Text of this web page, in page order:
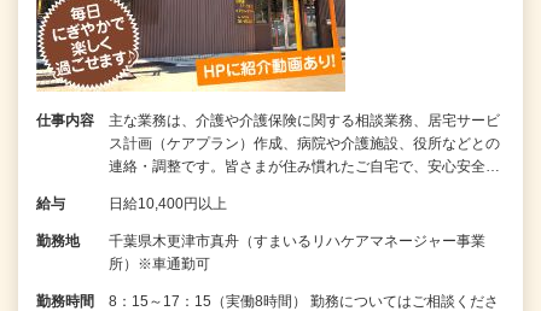
仕事内容
主な業務は、介護や介護保険に関する相談業務、居宅サービ
ス計画（ケアプラン）作成、病院や介護施設、役所などとの
連絡・調整です。皆さまが住み慣れたご自宅で、安心安全…
給与 日給10,400円以上
勤務地
千葉県木更津市真舟（すまいるリハケアマネージャー事業
所）※車通勤可
勤務時間
8：15～17：15（実働8時間） 勤務についてはご相談くださ